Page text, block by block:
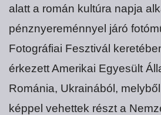
alatt a román kultúra napja
pénznyereménnyel járó
Fotográfiai Fesztivál
érkezett Amerikai Egyesült
Románia, Ukrainából,
képpel vehettek részt a